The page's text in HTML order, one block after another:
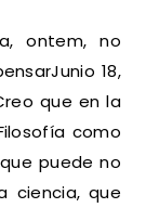
18,
que en la
como
puede no
ciencia, que